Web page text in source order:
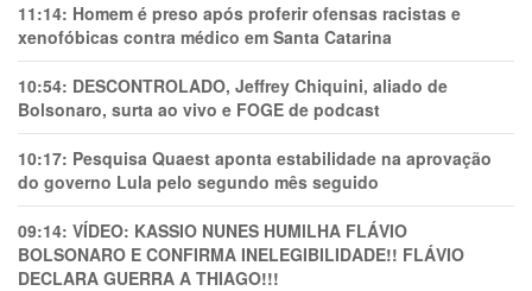
11:14: Homem é preso após proferir ofensas racistas e
xenofóbicas contra médico em Santa Catarina
10:54: DESCONTROLADO, Jeffrey Chiquini, aliado de
Bolsonaro, surta ao vivo e FOGE de podcast
10:17: Pesquisa Quaest aponta estabilidade na aprovação
do governo Lula pelo segundo mês seguido
09:14: VÍDEO: KASSIO NUNES HUMlLHA FLÁVIO
BOLSONARO E CONFIRMA INELEGIBILIDADE!! FLÁVIO
DECLARA GUERRA A THIAGO!!!